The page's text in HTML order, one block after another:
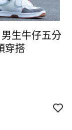
生牛仔五分
穿搭